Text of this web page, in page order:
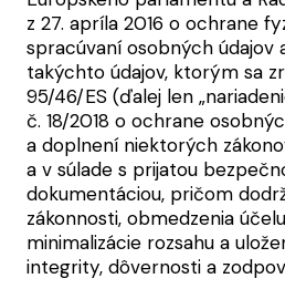
z 27. apríla 2016 o ochrane
spracúvaní osobných
takýchto údajov, ktorým sa
95/46/ES (ďalej len
č. 18/2018 o ochrane
a doplnení niektorých
a v súlade s prijatou
dokumentáciou, pričom
zákonnosti, obmedzenia
minimalizácie rozsahu a
integrity, dôvernosti a